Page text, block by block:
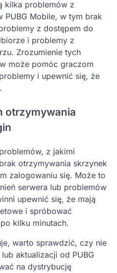
kilka problemów z
PUBG Mobile, w tym brak
z dostępem do
i problemy z
Zrozumienie tych
może pomóc graczom
i upewnić się, że
otrzymywania
z jakimi
otrzymywania skrzynek
zalogowaniu się. Może to
serwera lub problemów
upewnić się, że mają
i spróbować
kilku minutach.
warto sprawdzić, czy nie
aktualizacji od PUBG
na dystrybucję